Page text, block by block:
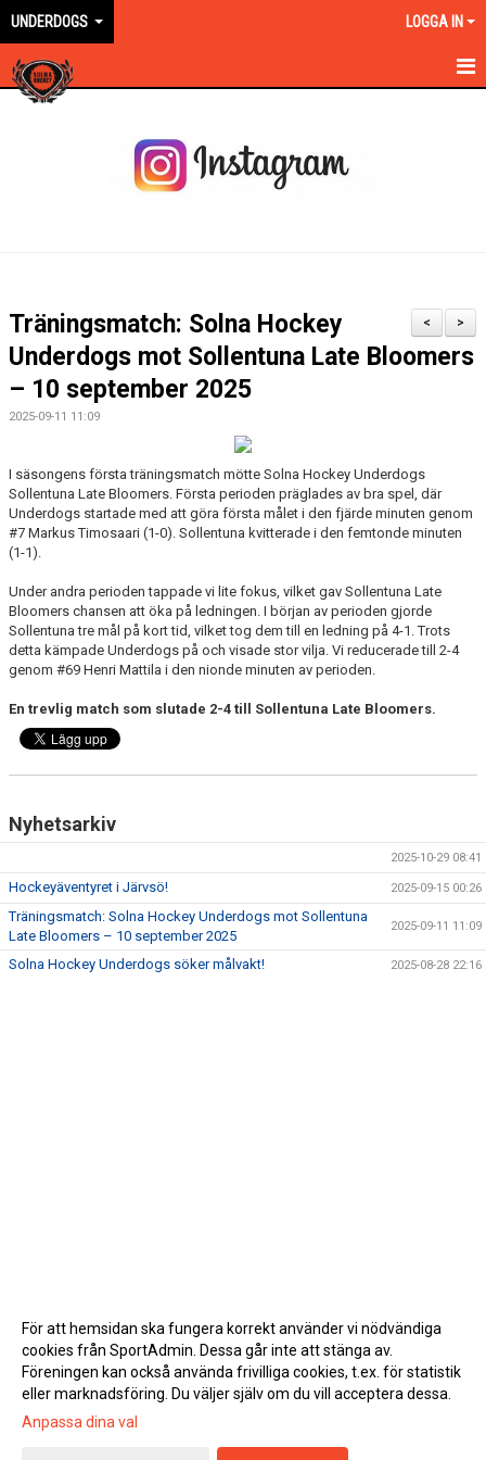
UNDERDOGS LOGGA IN
DOKUMENT
KONTAKT
>
<
Träningsmatch: Solna Hockey
Underdogs mot Sollentuna Late Bloomers
– 10 september 2025
2025-09-11 11:09
I säsongens första träningsmatch mötte Solna Hockey Underdogs
Sollentuna Late Bloomers. Första perioden präglades av bra spel, där
Underdogs startade med att göra första målet i den fjärde minuten genom
#7 Markus Timosaari (1-0). Sollentuna kvitterade i den femtonde minuten
(1-1).
Under andra perioden tappade vi lite fokus, vilket gav Sollentuna Late
Bloomers chansen att öka på ledningen. I början av perioden gjorde
Sollentuna tre mål på kort tid, vilket tog dem till en ledning på 4-1. Trots
detta kämpade Underdogs på och visade stor vilja. Vi reducerade till 2-4
genom #69 Henri Mattila i den nionde minuten av perioden.
En trevlig match som slutade 2-4 till Sollentuna Late Bloomers.
Nyhetsarkiv
2025-10-29 08:41
Hockeyäventyret i Järvsö! 2025-09-15 00:26
Träningsmatch: Solna Hockey Underdogs mot Sollentuna
Late Bloomers – 10 september 2025
2025-09-11 11:09
Solna Hockey Underdogs söker målvakt! 2025-08-28 22:16
Gå till Webbversion
För att hemsidan ska fungera korrekt använder vi nödvändiga
cookies från SportAdmin. Dessa går inte att stänga av.
Föreningen kan också använda frivilliga cookies, t.ex. för statistik
eller marknadsföring. Du väljer själv om du vill acceptera dessa.
Anpassa dina val